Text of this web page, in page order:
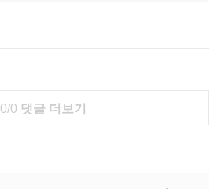
0/0 댓글 더보기